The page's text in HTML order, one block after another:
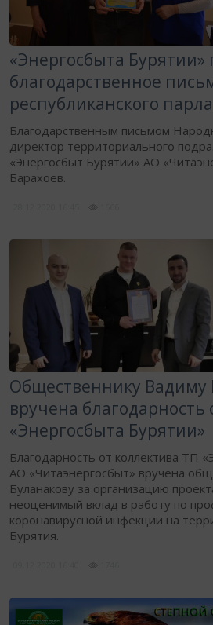
«Энергосбыта Бурятии»
благодарственное
республиканского
Благодарственным письмом
директор территориального
«Энергосбыт Бурятии» АО
Барахоев.
Общественнику Вадиму
вручена благодарность
«Энергосбыта Бурятии»
Благодарность от коллектива ТП
АО «Читаэнергосбыт» вручена
Буланакову за организацию
неоценимый вклад в работу по
коронавирусной инфекции на
Бурятия.